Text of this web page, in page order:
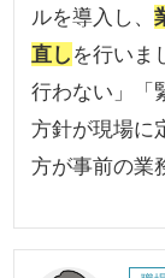
ルを導入し、
直し を行いま
行わない」「
方針が現場に
方が事前の業